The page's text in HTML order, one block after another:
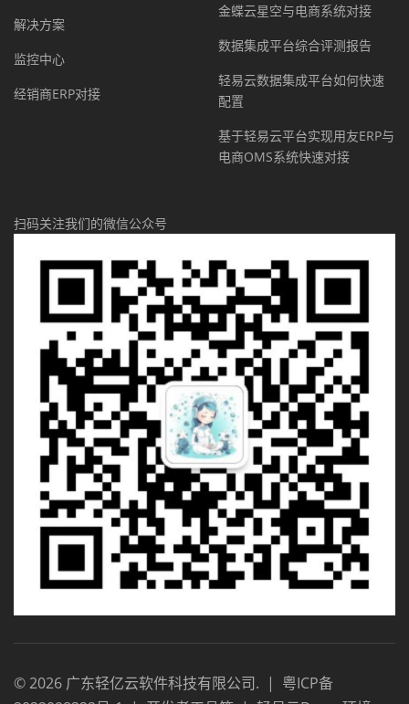
解决方案
监控中心
经销商ERP对接
金蝶云星空与电商系统对接
数据集成平台综合评测报告
轻易云数据集成平台如何快速
配置
基于轻易云平台实现用友ERP与
电商OMS系统快速对接
扫码关注我们的微信公众号
©2026 广东轻亿云软件科技有限公司. | 粤ICP备